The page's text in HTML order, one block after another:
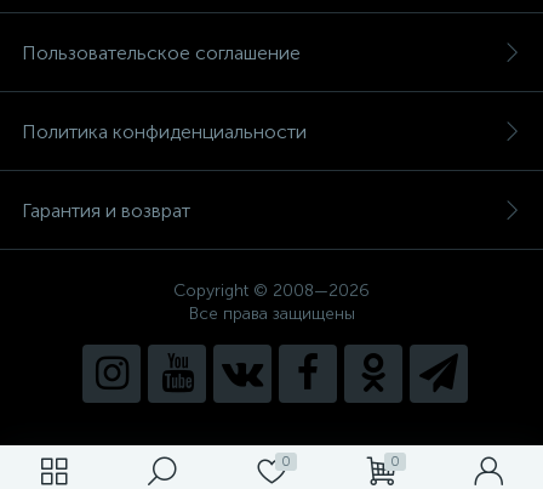
0 0
Пользовательское соглашение
Политика конфиденциальности
Гарантия и возврат
Copyright © 2008—2026
Все права защищены